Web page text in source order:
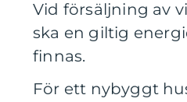
Vid försäljning av
ska en giltig
finnas.
För ett nybyggt